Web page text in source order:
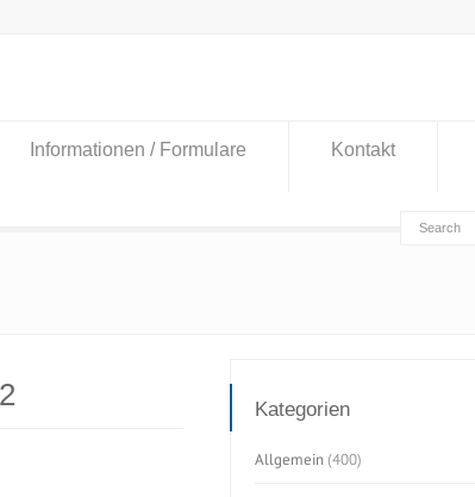
Informationen / Formulare Kontakt
Kategorien
Allgemein (400)